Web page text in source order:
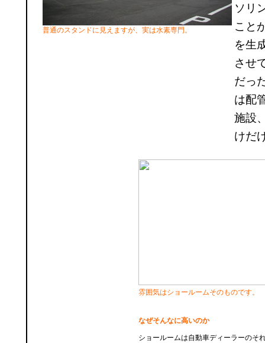
普通のスタンドに見えますが、実は水素専門。
ソリ
こと
を生
させ
だっ
は配
施設
けだ
雰囲気はショールームそのものです。
なぜそんなに高いのか
ショールームは自動車ディーラーのそ